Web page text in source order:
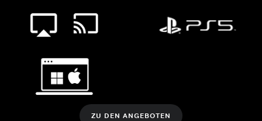
ZU DEN ANGEBOTEN